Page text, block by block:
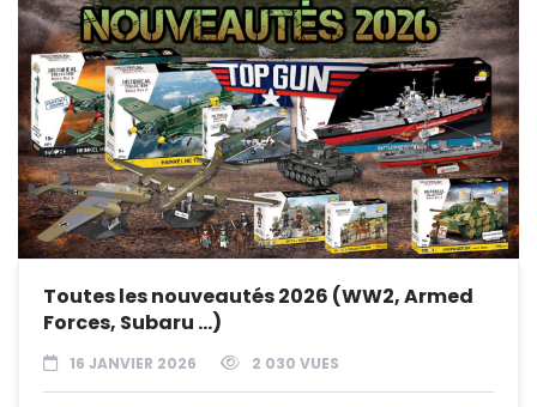
Toutes les nouveautés 2026 (WW2, Armed
Forces, Subaru …)
16 JANVIER 2026 2 030 VUES